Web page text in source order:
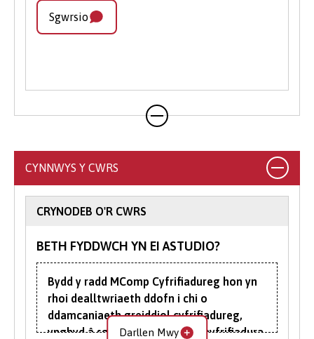
arweiniad arnoch, mae ein tîm
Derbyniadau cyfeillgar ar gael i’ch
eich cais trwy ein porth ar-lein gan na
allwch wneud cais trwy UCAS i
astudio'n rhan amser.
Sgwrsio
CYNNWYS Y CWRS
CRYNODEB O'R CWRS
BETH FYDDWCH YN EI ASTUDIO?
Bydd y radd MComp Cyfrifiadureg hon yn
rhoi dealltwriaeth ddofn i chi o
ddamcaniaeth greiddiol cyfrifiadureg,
ynghyd â sgiliau rhaglennu a chyfrifiadura
Darllen Mwy